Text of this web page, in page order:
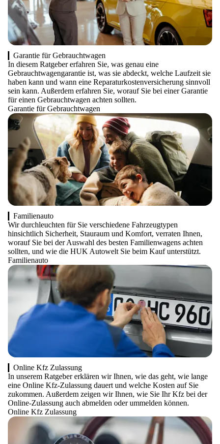
Garantie für Gebrauchtwagen
In diesem Ratgeber erfahren Sie, was genau eine
Gebrauchtwagengarantie ist, was sie abdeckt, welche Laufzeit sie
haben kann und wann eine Reparaturkostenversicherung sinnvoll
sein kann. Außerdem erfahren Sie, worauf Sie bei einer Garantie
für einen Gebrauchtwagen achten sollten.
Garantie für Gebrauchtwagen
Familienauto
Wir durchleuchten für Sie verschiedene Fahrzeugtypen
hinsichtlich Sicherheit, Stauraum und Komfort, verraten Ihnen,
worauf Sie bei der Auswahl des besten Familienwagens achten
sollten, und wie die HUK Autowelt Sie beim Kauf unterstützt.
Familienauto
Online Kfz Zulassung
In unserem Ratgeber erklären wir Ihnen, wie das geht, wie lange
eine Online Kfz-Zulassung dauert und welche Kosten auf Sie
zukommen. Außerdem zeigen wir Ihnen, wie Sie Ihr Kfz bei der
Online-Zulassung auch abmelden oder ummelden können.
Online Kfz Zulassung